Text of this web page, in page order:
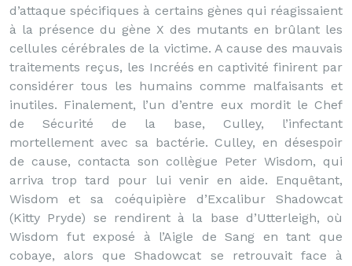
d’attaque spécifiques à certains gènes qui réagissaient
à la présence du gène X des mutants en brûlant les
cellules cérébrales de la victime. A cause des mauvais
traitements reçus, les Incréés en captivité finirent par
considérer tous les humains comme malfaisants et
inutiles. Finalement, l’un d’entre eux mordit le Chef
de Sécurité de la base, Culley, l’infectant
mortellement avec sa bactérie. Culley, en désespoir
de cause, contacta son collègue Peter Wisdom, qui
arriva trop tard pour lui venir en aide. Enquêtant,
Wisdom et sa coéquipière d’Excalibur Shadowcat
(Kitty Pryde) se rendirent à la base d’Utterleigh, où
Wisdom fut exposé à l’Aigle de Sang en tant que
cobaye, alors que Shadowcat se retrouvait face à